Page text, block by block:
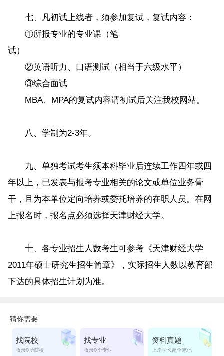
七、凡初试上线者，须参加复试，复试内容：
①所报专业的专业课（笔
试
②英语听力、口语测试（相当于六级水平）
③综合面试
MBA、MPA的复试内容请初试后关注我校网站。
八、学制为2-3年。
九、单独考试考生须本科毕业后连续工作四年或四
年以上，已发表与报考专业相关的论文或单位业务骨
干，且为本单位定向培养或委托培养的在职人员。在网
上报名时，报名点必须选择天津财经大学。
十、各专业招生人数考生可参考《天津财经大学
2011年硕士研究生招生简章》，实际招生人数以教育部
下达的具体招生计划为准。